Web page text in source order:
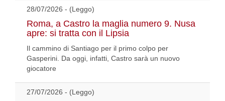
28/07/2026 - (Leggo)
Roma, a Castro la maglia numero 9. Nusa
apre: si tratta con il Lipsia
Il cammino di Santiago per il primo colpo per
Gasperini. Da oggi, infatti, Castro sarà un nuovo
giocatore
27/07/2026 - (Leggo)